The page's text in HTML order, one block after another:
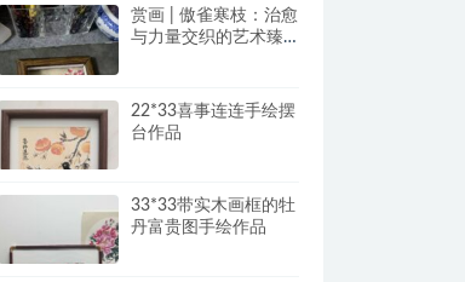
赏画 | 傲雀寒枝：治愈
与力量交织的艺术臻
22*33喜事连连手绘摆
台作品
33*33带实木画框的牡
丹富贵图手绘作品